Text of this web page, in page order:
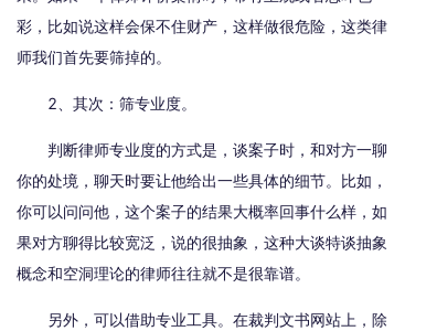
彩，比如说这样会保不住财产，这样做很危险，这类律
师我们首先要筛掉的。
2、其次：筛专业度。
判断律师专业度的方式是，谈案子时，和对方一聊
你的处境，聊天时要让他给出一些具体的细节。比如，
你可以问问他，这个案子的结果大概率回事什么样，如
果对方聊得比较宽泛，说的很抽象，这种大谈特谈抽象
概念和空洞理论的律师往往就不是很靠谱。
另外，可以借助专业工具。在裁判文书网站上，除